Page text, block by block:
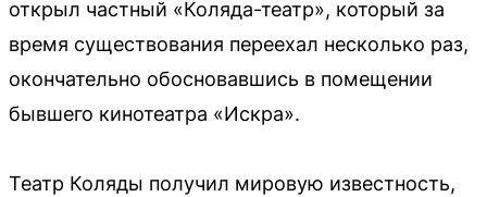
открыл частный «Коляда-театр», который за
время существования переехал несколько раз,
окончательно обосновавшись в помещении
бывшего кинотеатра «Искра».
Театр Коляды получил мировую известность,